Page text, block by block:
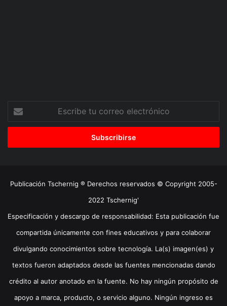
correo
Publicación Tschernig ® Derechos reservados © Copyright 2005-
2022 Tschernig'
Especificación y descargo de responsabilidad: Esta publicación fue
compartida únicamente con fines educativos y para colaborar
divulgando conocimientos sobre tecnología. La(s) imagen(es) y
textos fueron adaptados desde las fuentes mencionadas dando
crédito al autor anotado en la fuente. No hay ningún propósito de
apoyo a marca, producto, o servicio alguno. Ningún ingreso es